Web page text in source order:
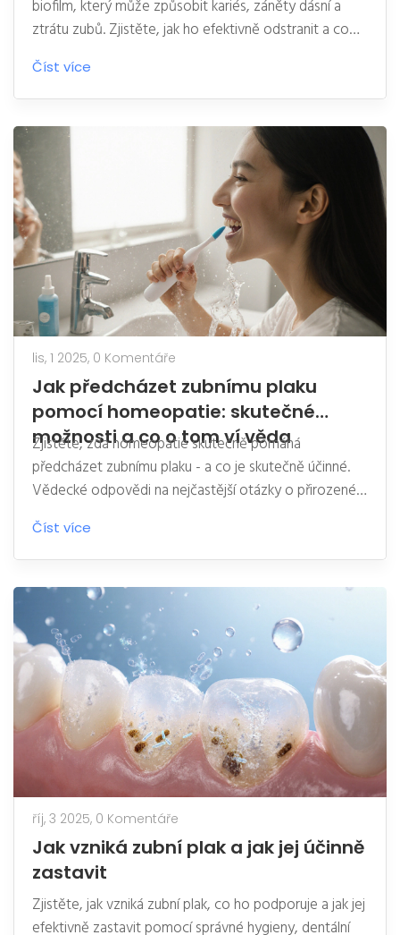
biofilm, který může způsobit kariés, záněty dásní a
ztrátu zubů. Zjistěte, jak ho efektivně odstranit a co
dělat, abyste ho zamezili.
Číst více
lis, 1 2025, 0 Komentáře
Jak předcházet zubnímu plaku
pomocí homeopatie: skutečné
možnosti a co o tom ví věda
Zjistěte, zda homeopatie skutečně pomáhá
předcházet zubnímu plaku - a co je skutečně účinné.
Vědecké odpovědi na nejčastější otázky o přirozené
péči o zuby.
Číst více
říj, 3 2025, 0 Komentáře
Jak vzniká zubní plak a jak jej účinně
zastavit
Zjistěte, jak vzniká zubní plak, co ho podporuje a jak jej
efektivně zastavit pomocí správné hygieny, dentální